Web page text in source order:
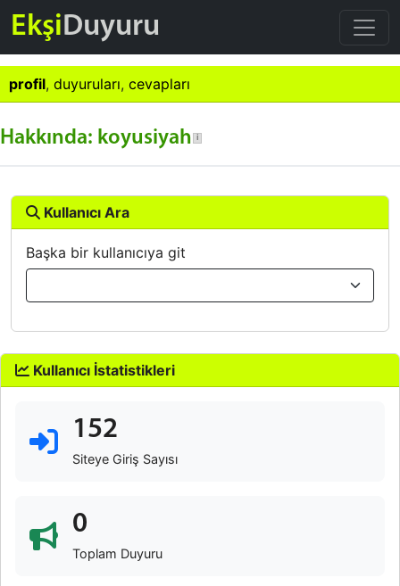
EkşiDuyuru
profil, duyuruları, cevapları
Hakkında: koyusiyah
Kullanıcı Ara
Başka bir kullanıcıya git
Kullanıcı İstatistikleri
152
Siteye Giriş Sayısı
0
Toplam Duyuru